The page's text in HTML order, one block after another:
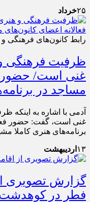
۲۵خرداد
رابط کانون‌های
ظرفیت فرهنگی
غنی است/ حضور
مساجد در
آدمی با اشاره به
غنی است، گفت: حضور
برنامه‌های هنری کاملا
۱۳ اردیبهشت
گزارش تصویری
فطر در